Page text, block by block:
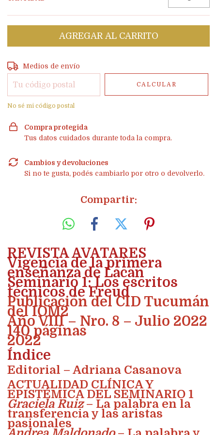
Entregas para el CP:
Medios de envío
CALCULAR
No sé mi código postal
Compra protegida
Tus datos cuidados durante toda la compra.
Cambios y devoluciones
Si no te gusta, podés cambiarlo por otro o devolverlo.
Compartir:
REVISTA AVATARES
Vigencia de la primera
enseñanza de Lacan
Seminario 1: Los escritos
técnicos de Freud
Publicación del CID Tucumán
del IOM2
Año VIII – Nro. 8 – Julio 2022
140 páginas
2022
Índice
Editorial – Adriana Casanova
ACTUALIDAD CLÍNICA Y
EPISTÉMICA DEL SEMINARIO 1
Graciela Ruiz– La palabra en la
transferencia y las aristas
pasionales